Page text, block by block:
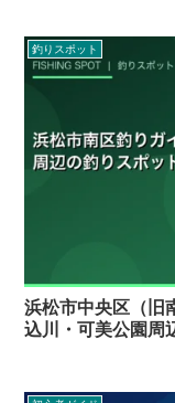
釣りスポット
浜松市中央区（旧
込川・可美公園周